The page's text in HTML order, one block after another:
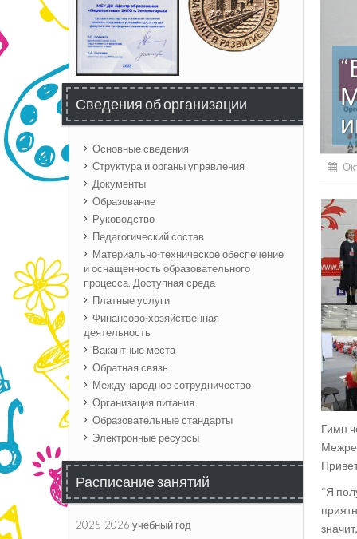
Сведения об организации
Основные сведения
Структура и органы управления
Документы
Образование
Руководство
Педагогический состав
Материально-техническое обеспечение
и оснащенность образовательного
процесса. Доступная среда
Платные услуги
Финансово-хозяйственная
деятельность
Вакантные места
Обратная связь
Международное сотрудничество
Организация питания
Образовательные стандарты
Электронные ресурсы
Расписание занятий
2025-2026 учебный год
Гимн
“Я